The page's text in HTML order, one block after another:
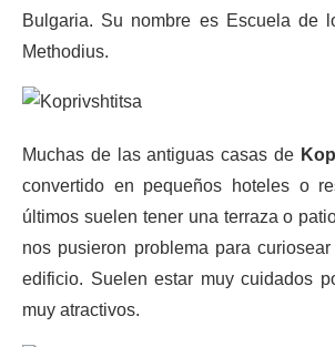
Bulgaria. Su nombre es Escuela de
Methodius.
Muchas de las antiguas casas de
convertido en pequeños hoteles o
últimos suelen tener una terraza o
nos pusieron problema para
edificio. Suelen estar muy cuidados
muy atractivos.